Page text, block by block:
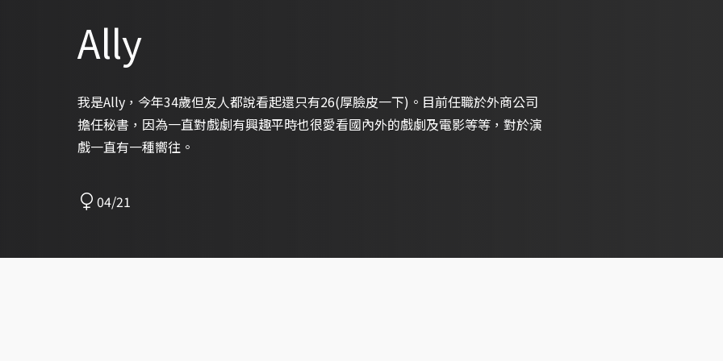
Ally
我是Ally，今年34歲但友人都說看起還只有26(厚臉皮一下)。目前任職於外商公司
擔任秘書，因為一直對戲劇有興趣平時也很愛看國內外的戲劇及電影等等，對於演
戲一直有一種嚮往。
04/21